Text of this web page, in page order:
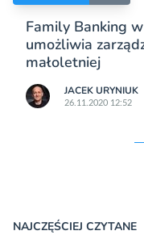
Family Banking
umożliwia
małoletniej
JACEK URYNIUK
26.11.2020 12:52
NAJCZĘŚCIEJ CZYTANE